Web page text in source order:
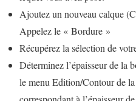
Ajoutez un nouveau calque
Appelez le « Bordure »
Récupérez la sélection de
Déterminez l’épaisseur de la
le menu Edition/Contour de